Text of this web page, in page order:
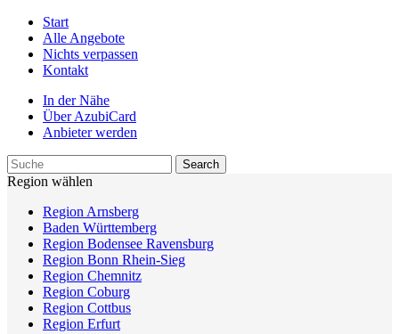
Start
Alle Angebote
Nichts verpassen
Kontakt
In der Nähe
Über AzubiCard
Anbieter werden
Region wählen
Region Arnsberg
Baden Württemberg
Region Bodensee Ravensburg
Region Bonn Rhein-Sieg
Region Chemnitz
Region Coburg
Region Cottbus
Region Erfurt